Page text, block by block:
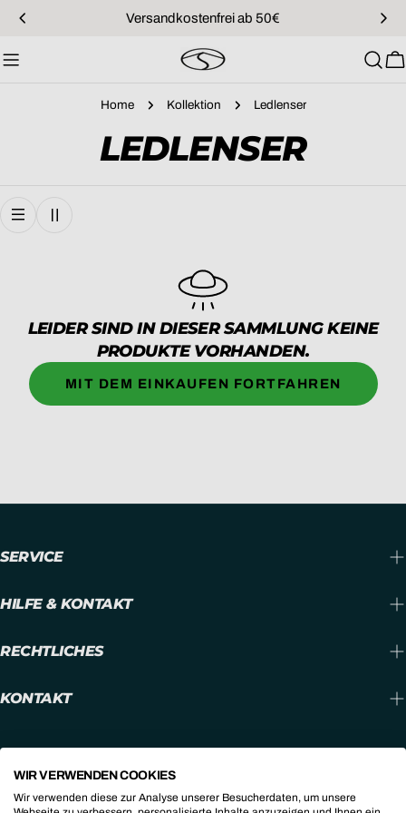
Zum
springen
Versandkostenfrei ab 50€
Home Kollektion Ledlenser
S
L
U
N
:
LEDLENSER
LEIDER SIND IN DIESER SAMMLUNG KEINE
PRODUKTE VORHANDEN.
MIT DEM EINKAUFEN FORTFAHREN
SERVICE
HILFE & KONTAKT
RECHTLICHES
KONTAKT
L
A
Facebook
Instagram
Youtube
WIR VERWENDEN COOKIES
Wir verwenden diese zur Analyse unserer Besucherdaten, um unsere